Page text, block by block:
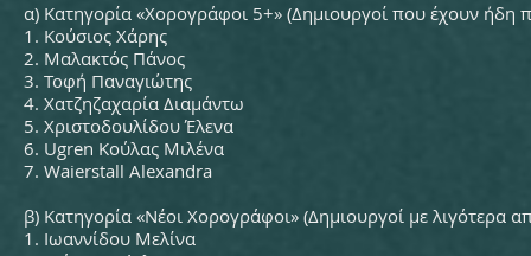
α) Κατηγορία «Χορογράφοι 5+» (Δημιουργοί που έχουν ήδη
1. Κούσιος Χάρης
2. Μαλακτός Πάνος
3. Τοφή Παναγιώτης
4. Χατζηζαχαρία Διαμάντω
5. Χριστοδουλίδου Έλενα
6. Ugren Κούλας Μιλένα
7. Waierstall Alexandra
β) Κατηγορία «Νέοι Χορογράφοι» (Δημιουργοί με λιγότερα
1. Ιωαννίδου Μελίνα